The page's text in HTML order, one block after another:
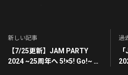
新しい記事
【7/25更新】JAM PARTY
2024 ~25周年へ 5!×5! Go!~ グ
過